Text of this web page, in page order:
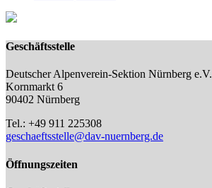
Geschäftsstelle
Deutscher Alpenverein-Sektion Nürnberg e.V.
Kornmarkt 6
90402 Nürnberg
Tel.: +49 911 225308
geschaeftsstelle@dav-nuernberg.de
Öffnungszeiten